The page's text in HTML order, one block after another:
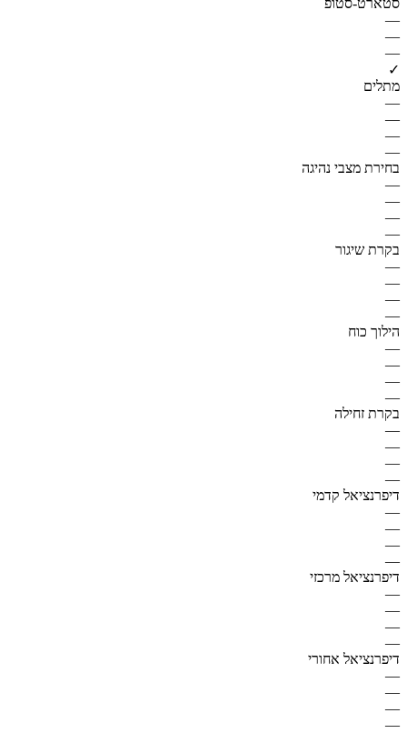
—
—
—
✓
מתלים
—
—
—
—
בחירת מצבי נהיגה
—
—
—
—
בקרת שיגור
—
—
—
—
הילוך כוח
—
—
—
—
בקרת זחילה
—
—
—
—
דיפרנציאל קדמי
—
—
—
—
דיפרנציאל מרכזי
—
—
—
—
דיפרנציאל אחורי
—
—
—
—